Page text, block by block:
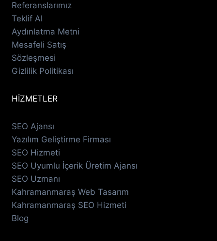
Referanslarımız
Teklif Al
Aydınlatma Metni
Mesafeli Satış
Sözleşmesi
Gizlilik Politikası
HİZMETLER
SEO Ajansı
Yazılım Geliştirme Firması
SEO Hizmeti
SEO Uyumlu İçerik Üretim Ajansı
SEO Uzmanı
Kahramanmaraş Web Tasarım
Kahramanmaraş SEO Hizmeti
Blog